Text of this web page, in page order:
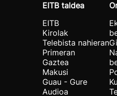
EITB taldea
EITB
Kirolak
Telebista nahieran
Primeran
Gaztea
Makusi
Guau - Gure
Audioa